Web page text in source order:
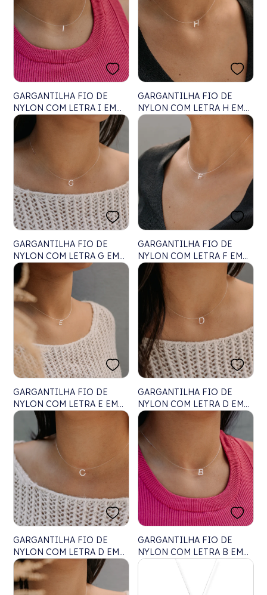
GARGANTILHA FIO DE
NYLON COM LETRA I EM
LASER - 40CM
GARGANTILHA FIO DE
NYLON COM LETRA H EM
LASER - 40CM
GARGANTILHA FIO DE
NYLON COM LETRA G EM
LASER - 40CM
GARGANTILHA FIO DE
NYLON COM LETRA F EM
LASER - 40CM
GARGANTILHA FIO DE
NYLON COM LETRA E EM
LASER - 40CM
GARGANTILHA FIO DE
NYLON COM LETRA D EM
LASER - 40CM
GARGANTILHA FIO DE
NYLON COM LETRA D EM
PRATA - 40CM
GARGANTILHA FIO DE
NYLON COM LETRA B EM
LASER - 40CM